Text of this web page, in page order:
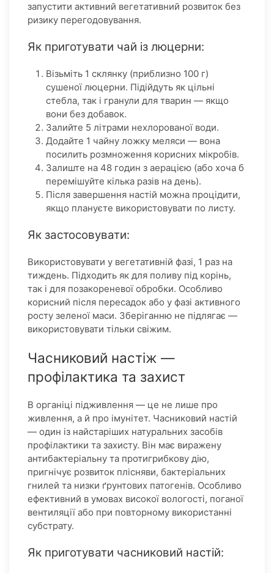
запустити активний вегетативний розвиток без
ризику перегодовування.
Як приготувати чай із люцерни:
Візьміть 1 склянку (приблизно 100 г)
сушеної люцерни. Підійдуть як цільні
стебла, так і гранули для тварин — якщо
вони без добавок.
Залийте 5 літрами нехлорованої води.
Додайте 1 чайну ложку меляси — вона
посилить розмноження корисних мікробів.
Залиште на 48 годин з аерацією (або хоча б
перемішуйте кілька разів на день).
Після завершення настій можна процідити,
якщо плануєте використовувати по листу.
Як застосовувати:
Використовувати у вегетативній фазі, 1 раз на
тиждень. Підходить як для поливу під корінь,
так і для позакореневої обробки. Особливо
корисний після пересадок або у фазі активного
росту зеленої маси. Зберіганню не підлягає —
використовувати тільки свіжим.
Часниковий настіж —
профілактика та захист
В органіці підживлення — це не лише про
живлення, а й про імунітет. Часниковий настій
— один із найстаріших натуральних засобів
профілактики та захисту. Він має виражену
антибактеріальну та протигрибкову дію,
пригнічує розвиток плісняви, бактеріальних
гнилей та низки ґрунтових патогенів. Особливо
ефективний в умовах високої вологості, поганої
вентиляції або при повторному використанні
субстрату.
Як приготувати часниковий настій: